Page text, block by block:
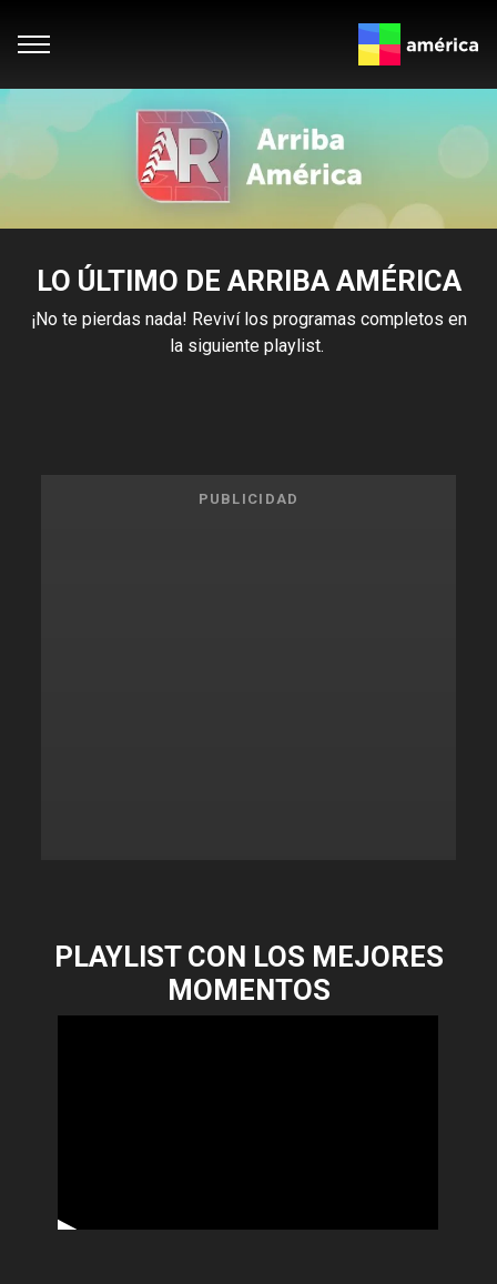
LO ÚLTIMO DE ARRIBA AMÉRICA
¡No te pierdas nada! Reviví los programas completos en
la siguiente playlist.
PUBLICIDAD
PLAYLIST CON LOS MEJORES
MOMENTOS